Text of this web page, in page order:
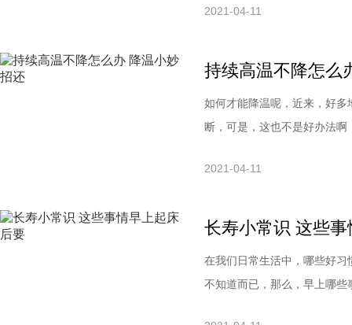
动脉栓塞如果长时间坐着或
2021-04-11
持续高温不降怎么
如何才能降温呢，近来，好
断，可是，这也不是好办法
会导致人出现猝死等情况，
2021-04-11
长寿小常识 这些
在我们日常生活中，哪些好
不知道而已，那么，早上哪